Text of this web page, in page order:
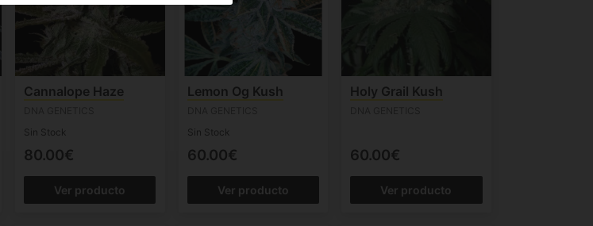
Cannalope Haze
Sin Stock
80.00€
Ver producto
Lemon Og Kush
Sin Stock
60.00€
Ver producto
Holy Grail Kush
60.00€
Ver producto